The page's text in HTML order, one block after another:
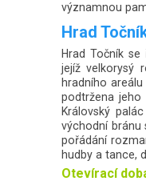
významnou
Hrad
Hrad Točník
jejíž velkorysý
hradního
podtržena jeho
Královský
východní bránu
pořádání
hudby a tance,
Otevírací